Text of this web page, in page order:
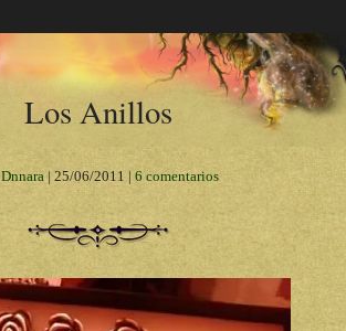
Los Anillos
Dnnara | 25/06/2011 | 6 comentarios